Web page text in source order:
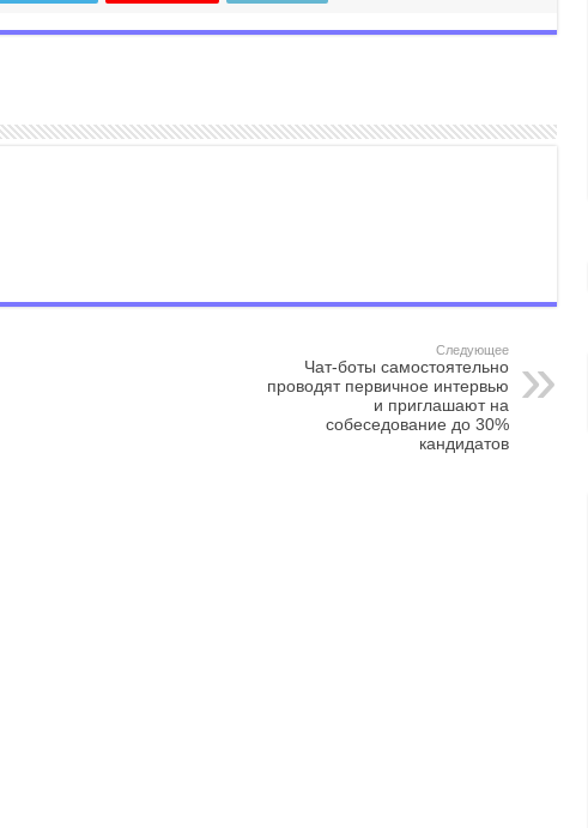
Следующее
Чат-боты самостоятельно
проводят первичное интервью
и приглашают на
собеседование до 30%
кандидатов